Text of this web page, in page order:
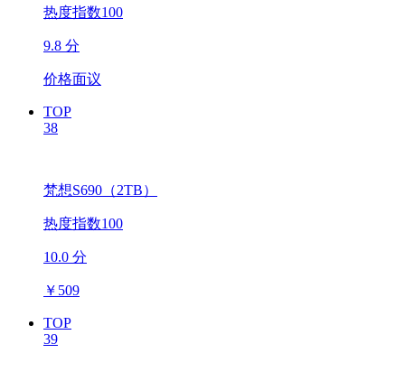
热度指数100
9.8 分
价格面议
TOP
38
梵想S690（2TB）
热度指数100
10.0 分
￥ 509
TOP
39